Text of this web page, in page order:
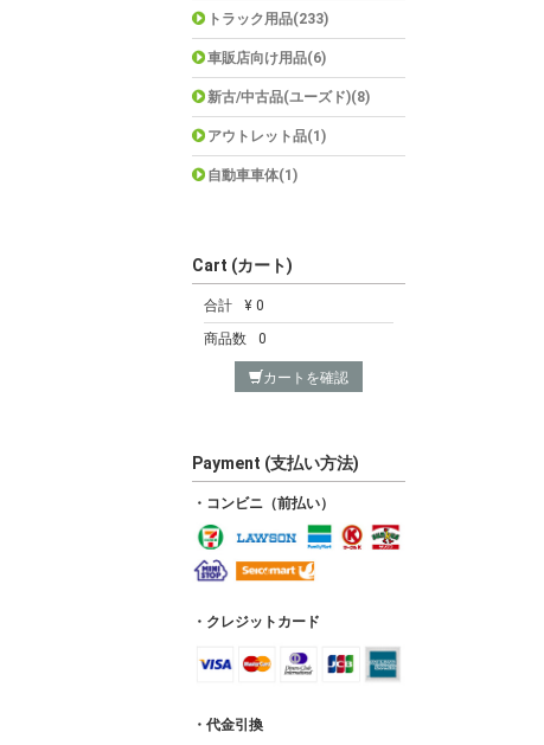
トラック用品(233)
車販店向け用品(6)
新古/中古品(ユーズド)(8)
アウトレット品(1)
自動車車体(1)
Cart (カート)
合計
¥ 0
商品数
0
カートを確認
Payment (支払い方法)
・コンビニ（前払い）
・クレジットカード
・代金引換